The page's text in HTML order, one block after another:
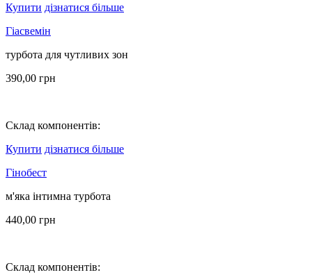
Купити дізнатися більше
Гіасвемін
турбота для чутливих зон
390,00 грн
Склад компонентів:
Купити дізнатися більше
Гінобест
м'яка інтимна турбота
440,00 грн
Склад компонентів: